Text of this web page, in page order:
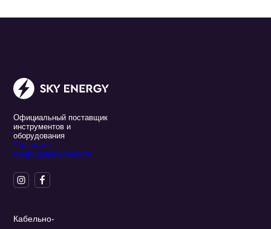
Официальный поставщик
инструментов и
оборудования
*Политика
конфиденциальности
Кабельно-